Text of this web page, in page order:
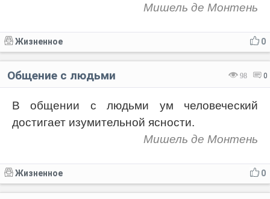
Мишель де Монтень
0
Жизненное
98 0
Общение с людьми
В общении с людьми ум человеческий
достигает изумительной ясности.
Мишель де Монтень
0
Жизненное